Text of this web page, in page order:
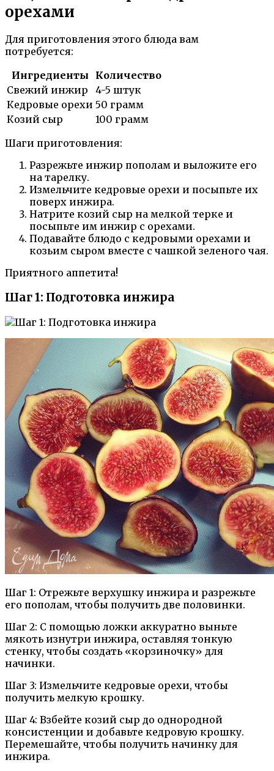
орехами
Для приготовления этого блюда вам
потребуется:
Ингредиенты
Количество
Свежий инжир
4-5 штук
Кедровые орехи 50 грамм
Козий сыр
100 грамм
Шаги приготовления:
Разрежьте инжир пополам и выложите его
на тарелку.
Измельчите кедровые орехи и посыпьте их
поверх инжира.
Натрите козий сыр на мелкой терке и
посыпьте им инжир с орехами.
Подавайте блюдо с кедровыми орехами и
козьим сыром вместе с чашкой зеленого чая.
Приятного аппетита!
Шаг 1: Подготовка инжира
Шаг 1: Отрежьте верхушку инжира и разрежьте
его пополам, чтобы получить две половинки.
Шаг 2: С помощью ложки аккуратно выньте
мякоть изнутри инжира, оставляя тонкую
стенку, чтобы создать «корзиночку» для
начинки.
Шаг 3: Измельчите кедровые орехи, чтобы
получить мелкую крошку.
Шаг 4: Взбейте козий сыр до однородной
консистенции и добавьте кедровую крошку.
Перемешайте, чтобы получить начинку для
инжира.